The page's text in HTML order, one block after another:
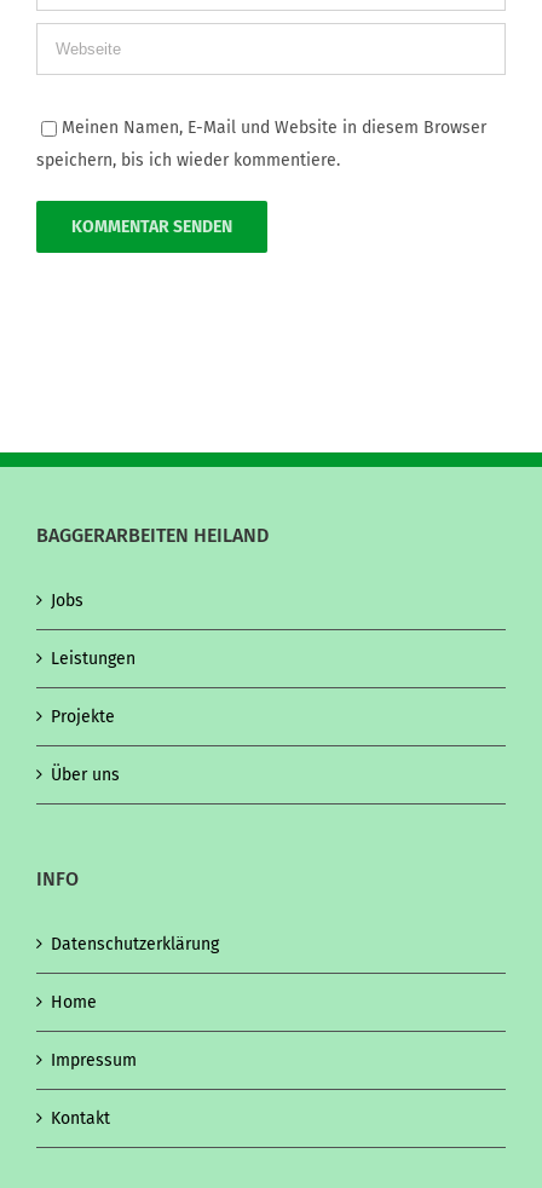
Meinen Namen, E-Mail und Website in diesem Browser
speichern, bis ich wieder kommentiere.
BAGGERARBEITEN HEILAND
Jobs
Leistungen
Projekte
Über uns
INFO
Datenschutzerklärung
Home
Impressum
Kontakt